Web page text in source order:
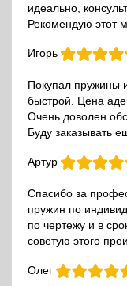
идеально,
Рекомендую этот
Игорь
Покупал пружины
быстрой. Цена
Очень доволен
Буду заказывать
Артур
Спасибо за
пружин по
по чертежу и в
советую этого
Олег